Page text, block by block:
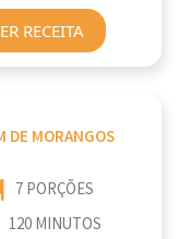
RECEITA
DE MORANGOS
7 PORÇÕES
120 MINUTOS